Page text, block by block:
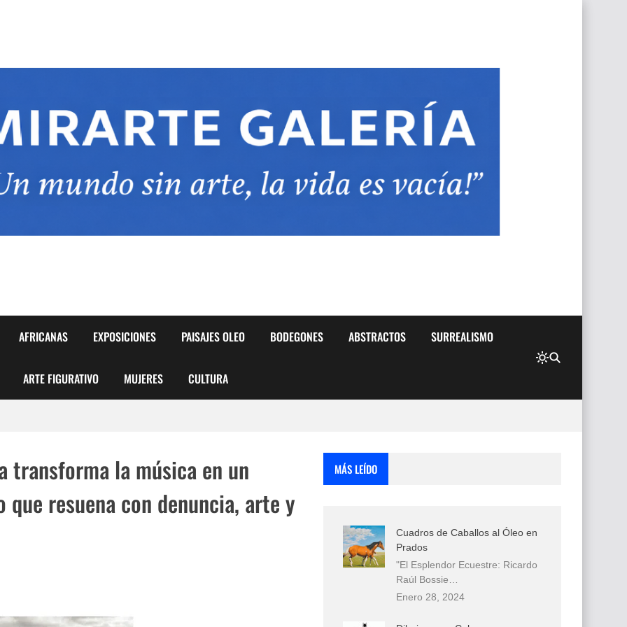
AFRICANAS EXPOSICIONES PAISAJES OLEO BODEGONES ABSTRACTOS SURREALISMO
ARTE FIGURATIVO MUJERES CULTURA
Artístico)
ARMONÍA 2025"
Biryulina Vita
transforma la música en un
resuena con denuncia, arte y
MÁS LEÍDO
Cuadros de Caballos al Óleo en
Prados
"El Esplendor Ecuestre: Ricardo
Raúl Bossie…
Enero 28, 2024